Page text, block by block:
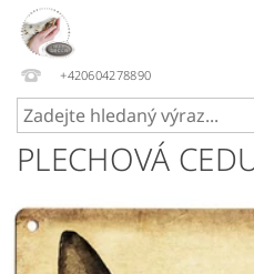
+420604278890
PLECHOVÁ